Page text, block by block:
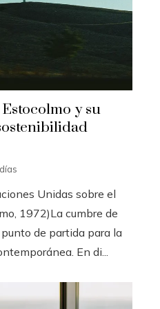
y su
Unidas sobre el
1972)La cumbre de
de partida para la
En di...